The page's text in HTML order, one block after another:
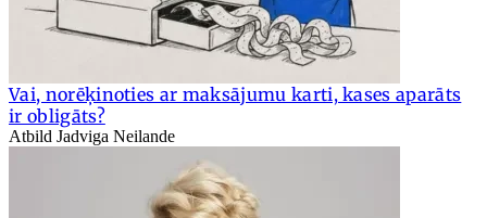
Vai, norēķinoties ar maksājumu karti, kases aparāts
ir obligāts?
Atbild Jadviga Neilande